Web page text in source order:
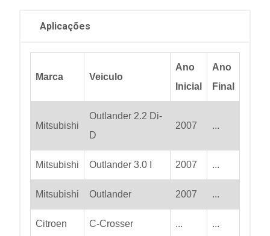
Aplicações
Marca Veiculo
Ano
Inicial
Ano
Final
Mitsubishi
Outlander 2.2 Di-
D
2007 ...
Mitsubishi Outlander 3.0 I 2007 ...
Mitsubishi Outlander 2007 ...
Citroen C-Crosser ... ...